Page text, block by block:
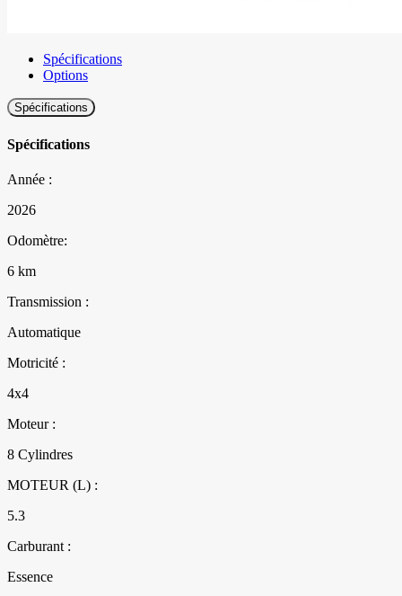
Spécifications
Options
Spécifications
Spécifications
Année :
2026
Odomètre:
6 km
Transmission :
Automatique
Motricité :
4x4
Moteur :
8 Cylindres
MOTEUR (L) :
5.3
Carburant :
Essence